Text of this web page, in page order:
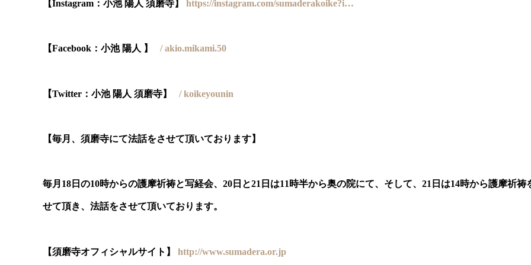
【Instagram：小池 陽人 須磨寺】 https://instagram.com/sumaderakoike?i…
【Facebook：小池 陽人 】 / akio.mikami.50
【Twitter：小池 陽人 須磨寺】 / koikeyounin
【毎月、須磨寺にて法話をさせて頂いております】
毎月18日の10時からの護摩祈祷と写経会、20日と21日は11時半から奥の院にて、そして、21日は14時から護摩祈祷
せて頂き、法話をさせて頂いております。
【須磨寺オフィシャルサイト】 http://www.sumadera.or.jp